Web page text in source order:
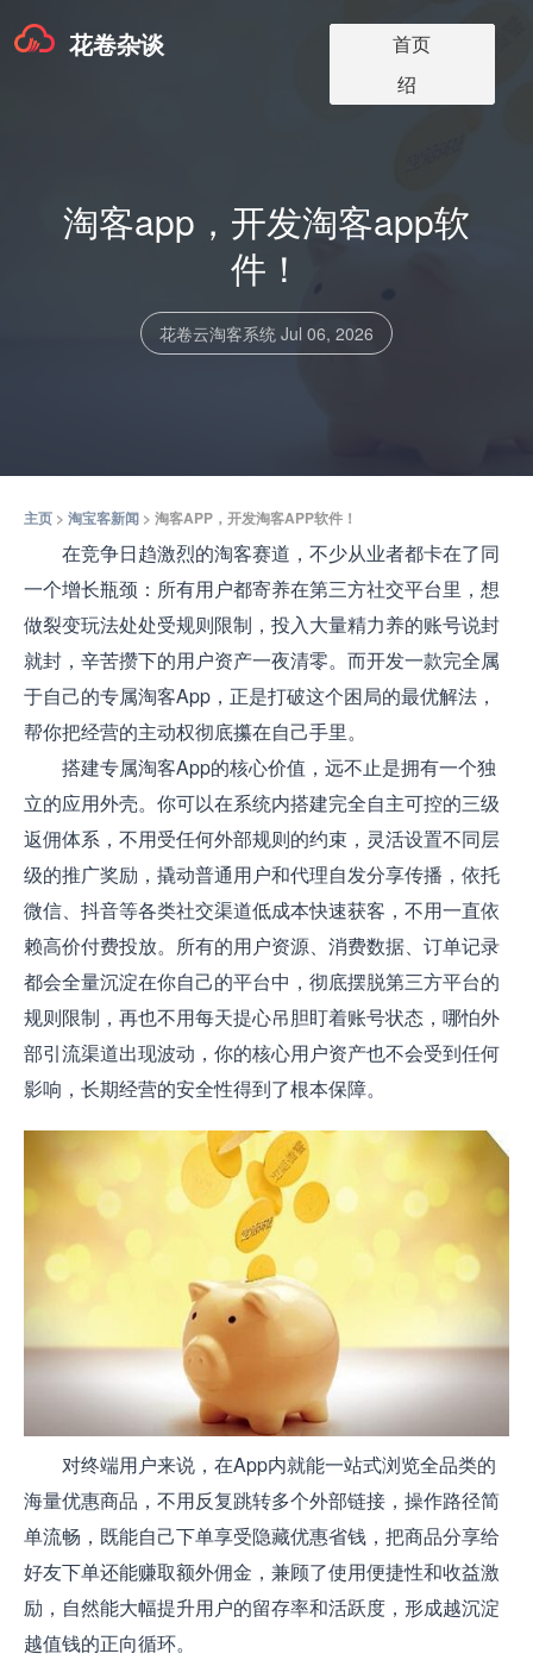
关于我们
淘宝客博客
淘宝客软件更
新
淘宝客app版本
价格
淘宝客app介
绍
首页
花卷杂谈
淘客app，开发淘客app软
件！
花卷云淘客系统 Jul 06, 2026
主页 > 淘宝客新闻 > 淘客APP，开发淘客APP软件！
在竞争日趋激烈的淘客赛道，不少从业者都卡在了同
一个增长瓶颈：所有用户都寄养在第三方社交平台里，想
做裂变玩法处处受规则限制，投入大量精力养的账号说封
就封，辛苦攒下的用户资产一夜清零。而开发一款完全属
于自己的专属淘客App，正是打破这个困局的最优解法，
帮你把经营的主动权彻底攥在自己手里。
搭建专属淘客App的核心价值，远不止是拥有一个独
立的应用外壳。你可以在系统内搭建完全自主可控的三级
返佣体系，不用受任何外部规则的约束，灵活设置不同层
级的推广奖励，撬动普通用户和代理自发分享传播，依托
微信、抖音等各类社交渠道低成本快速获客，不用一直依
赖高价付费投放。所有的用户资源、消费数据、订单记录
都会全量沉淀在你自己的平台中，彻底摆脱第三方平台的
规则限制，再也不用每天提心吊胆盯着账号状态，哪怕外
部引流渠道出现波动，你的核心用户资产也不会受到任何
影响，长期经营的安全性得到了根本保障。
对终端用户来说，在App内就能一站式浏览全品类的
海量优惠商品，不用反复跳转多个外部链接，操作路径简
单流畅，既能自己下单享受隐藏优惠省钱，把商品分享给
好友下单还能赚取额外佣金，兼顾了使用便捷性和收益激
励，自然能大幅提升用户的留存率和活跃度，形成越沉淀
越值钱的正向循环。